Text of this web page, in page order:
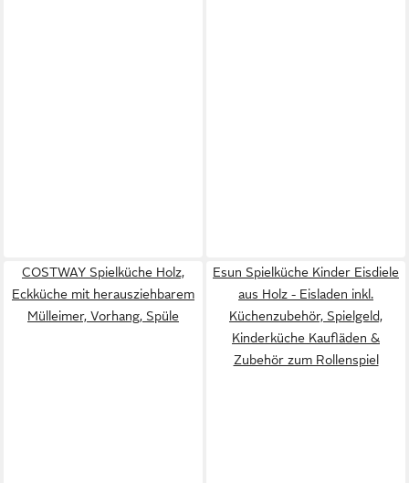
COSTWAY Spielküche Holz,
Eckküche mit herausziehbarem
Mülleimer, Vorhang, Spüle
Esun Spielküche Kinder Eisdiele
aus Holz - Eisladen inkl.
Küchenzubehör, Spielgeld,
Kinderküche Kaufläden &
Zubehör zum Rollenspiel